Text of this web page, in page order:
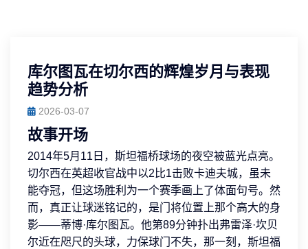
库尔图瓦在切尔西的辉煌岁月与表现
趋势分析
2026-03-07
故事开场
2014年5月11日，斯坦福桥球场的夜空被蓝光点亮。
切尔西在英超收官战中以2比1击败卡迪夫城，虽未
能夺冠，但这场胜利为一个赛季画上了体面句号。然
而，真正让球迷铭记的，是门将位置上那个高大的身
影——蒂博·库尔图瓦。他第89分钟扑出弗雷泽·坎贝
尔近在咫尺的头球，力保球门不失，那一刻，斯坦福